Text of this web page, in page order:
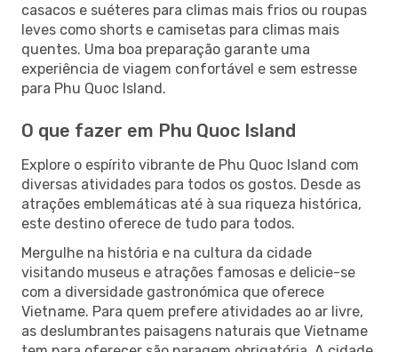
casacos e suéteres para climas mais frios ou roupas
leves como shorts e camisetas para climas mais
quentes. Uma boa preparação garante uma
experiência de viagem confortável e sem estresse
para Phu Quoc Island.
O que fazer em Phu Quoc Island
Explore o espírito vibrante de Phu Quoc Island com
diversas atividades para todos os gostos. Desde as
atrações emblemáticas até à sua riqueza histórica,
este destino oferece de tudo para todos.
Mergulhe na história e na cultura da cidade
visitando museus e atrações famosas e delicie-se
com a diversidade gastronómica que oferece
Vietname. Para quem prefere atividades ao ar livre,
as deslumbrantes paisagens naturais que Vietname